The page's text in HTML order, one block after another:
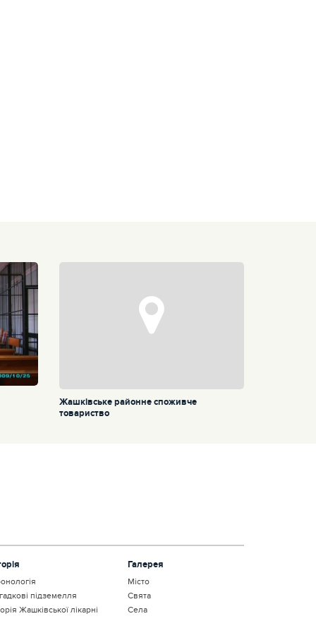
Жашківське районне споживче
товариство
підземелля
Жашківської лікарні
Галерея
Місто
Свята
Села